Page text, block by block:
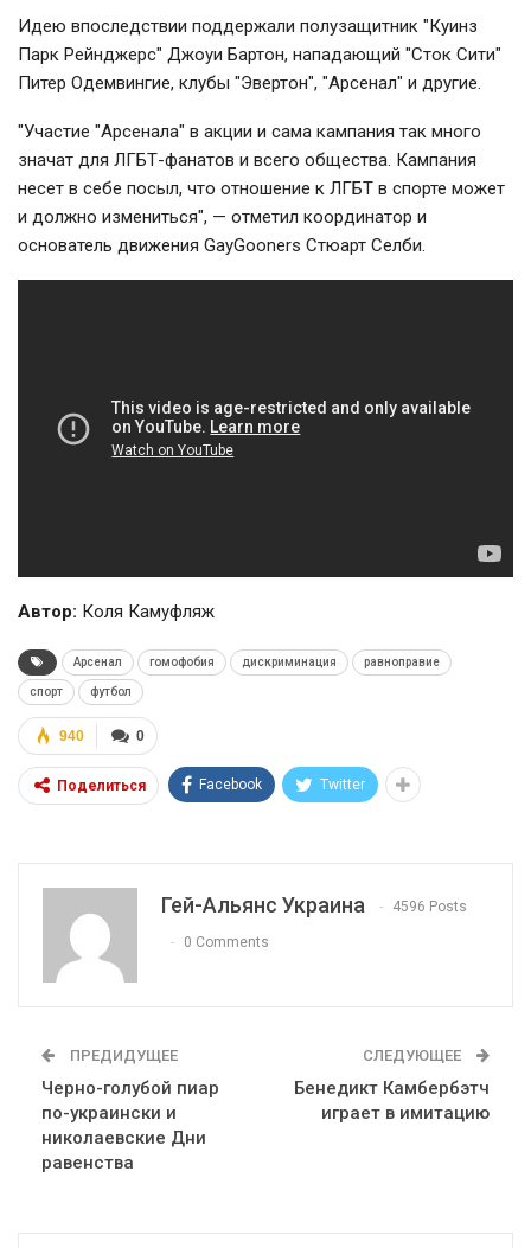
Идею впоследствии поддержали полузащитник "Куинз
Парк Рейнджерс" Джоуи Бартон, нападающий "Сток Сити"
Питер Одемвингие, клубы "Эвертон", "Арсенал" и другие.
"Участие "Арсенала" в акции и сама кампания так много
значат для ЛГБТ-фанатов и всего общества. Кампания
несет в себе посыл, что отношение к ЛГБТ в спорте может
и должно измениться", — отметил координатор и
основатель движения GayGooners Стюарт Селби.
Автор: Коля Камуфляж
Арсенал гомофобия дискриминация равноправие
спорт футбол
0
940
Поделиться Facebook Twitter
Гей-Альянс Украина 4596 Posts
0 Comments
ПРЕДИДУЩЕЕ
Черно-голубой пиар
по-украински и
николаевские Дни
равенства
СЛЕДУЮЩЕЕ
Бенедикт Камбербэтч
играет в имитацию